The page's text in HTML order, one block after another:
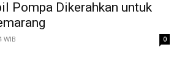
Pompa Dikerahkan untuk
WIB 0